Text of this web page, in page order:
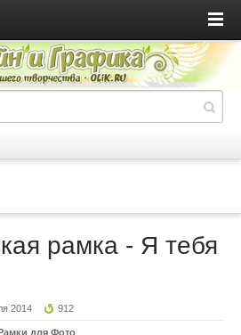
рамка - Я тебя
2014 912
Рамки для Фото